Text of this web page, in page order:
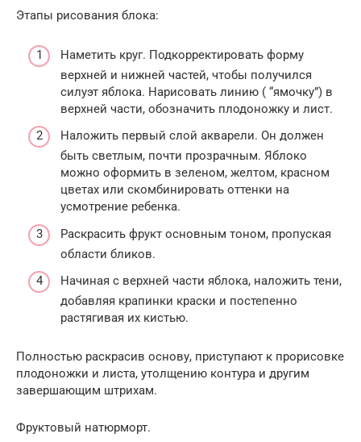
Этапы рисования блока:
Наметить круг. Подкорректировать форму
верхней и нижней частей, чтобы получился
силуэт яблока. Нарисовать линию ( “ямочку”) в
верхней части, обозначить плодоножку и лист.
Наложить первый слой акварели. Он должен
быть светлым, почти прозрачным. Яблоко
можно оформить в зеленом, желтом, красном
цветах или скомбинировать оттенки на
усмотрение ребенка.
Раскрасить фрукт основным тоном, пропуская
области бликов.
Начиная с верхней части яблока, наложить тени,
добавляя крапинки краски и постепенно
растягивая их кистью.
Полностью раскрасив основу, приступают к прорисовке
плодоножки и листа, утолщению контура и другим
завершающим штрихам.
Фруктовый натюрморт.